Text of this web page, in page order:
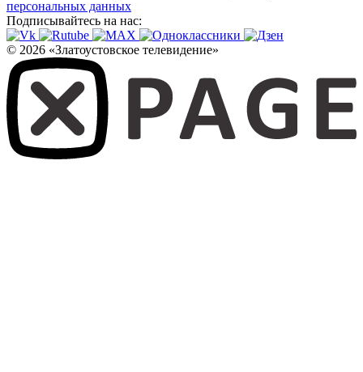
персональных данных
Подписывайтесь на нас:
© 2026 «Златоустовское телевидение»